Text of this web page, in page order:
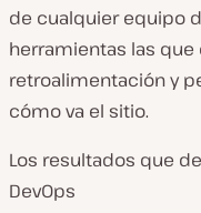
de cualquier equipo
herramientas las
retroalimentación y
cómo va el sitio.
Los resultados que
DevOps